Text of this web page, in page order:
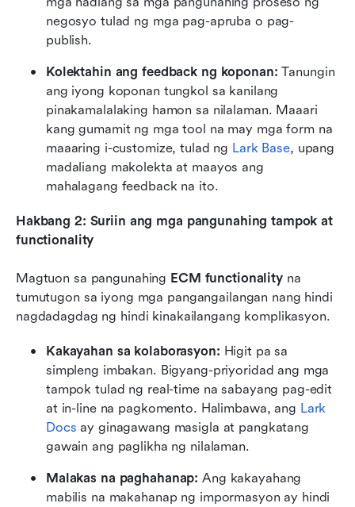
negosyo tulad ng mga pag-apruba o pag-
publish.
Kolektahin ang feedback ng koponan: Tanungin
ang iyong koponan tungkol sa kanilang
pinakamalalaking hamon sa nilalaman. Maaari
kang gumamit ng mga tool na may mga form na
maaaring i-customize, tulad ng Lark Base, upang
madaliang makolekta at maayos ang
mahalagang feedback na ito.
Hakbang 2: Suriin ang mga pangunahing tampok at
functionality
Magtuon sa pangunahing ECM functionality na
tumutugon sa iyong mga pangangailangan nang hindi
nagdadagdag ng hindi kinakailangang komplikasyon.
Kakayahan sa kolaborasyon: Higit pa sa
simpleng imbakan. Bigyang-priyoridad ang mga
tampok tulad ng real-time na sabayang pag-edit
at in-line na pagkomento. Halimbawa, ang Lark
Docs ay ginagawang masigla at pangkatang
gawain ang paglikha ng nilalaman.
Malakas na paghahanap: Ang kakayahang
mabilis na makahanap ng impormasyon ay hindi